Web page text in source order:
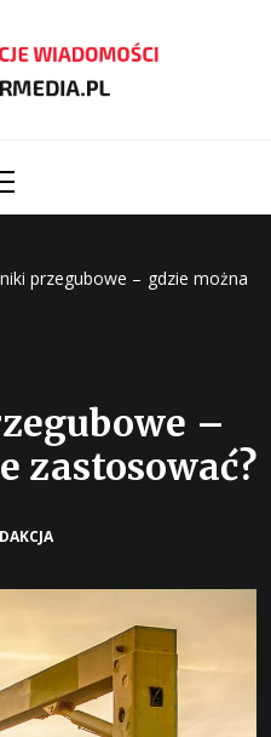
Menu
przegubowe – gdzie można
–
zastosować?